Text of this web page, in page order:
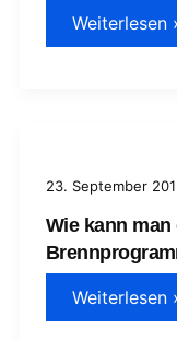
Windows
XP
Boot-
Weiterlesen
23. September
Wie kann
Wie
kann
man
Weiterlesen